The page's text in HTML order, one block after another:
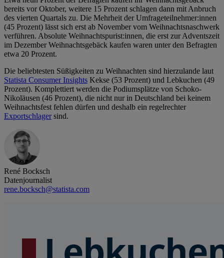
bereits vor Oktober, weitere 15 Prozent schlagen dann mit Anbruch
des vierten Quartals zu. Die Mehrheit der Umfrageteilnehmer:innen
(45 Prozent) lässt sich erst ab November vom Weihnachtsnaschwerk
verführen. Absolute Weihnachtspurist:innen, die erst zur Adventszeit
im Dezember Weihnachtsgebäck kaufen waren unter den Befragten
etwa 20 Prozent.
Die beliebtesten Süßigkeiten zu Weihnachten sind hierzulande laut
Statista Consumer Insights Kekse (53 Prozent) und Lebkuchen (49
Prozent). Komplettiert werden die Podiumsplätze von Schoko-
Nikoläusen (46 Prozent), die nicht nur in Deutschland bei keinem
Weihnachtsfest fehlen dürfen und deshalb ein regelrechter
Exportschlagersind.
René Bocksch
Datenjournalist
rene.bocksch@statista.com